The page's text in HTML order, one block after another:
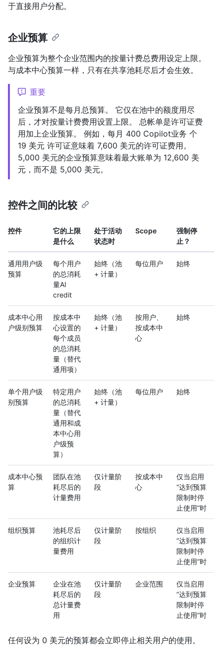
于直接用户分配。
企业预算
企业预算为整个企业范围内的按量计费总费用设定上限。
与成本中心预算一样，只有在共享池耗尽后才会生效。
重要
企业预算不是每月总预算。 它仅在池中的额度用尽
后，才对按量计费费用设置上限。 总帐单是许可证费
用加上企业预算。 例如，每月 400 Copilot业务 个
19 美元 许可证意味着 7,600 美元的许可证费用。
5,000 美元的企业预算意味着最大账单为 12,600 美
元，而不是 5,000 美元。
控件之间的比较
控件
它的上限
是什么
处于活动
状态时
Scope
强制停
止？
通用用户级
预算
每个用户
的总消耗
量AI
credit
始终（池
+ 计量）
每位用户 始终
成本中心用
户级别预算
按成本中
心设置的
每个成员
的总消耗
量（替代
通用项）
始终（池
+ 计量）
按用户、
按成本中
心
始终
单个用户级
别预算
特定用户
的总消耗
量（替代
通用和成
本中心用
户级预
算）
始终（池
+ 计量）
每位用户 始终
成本中心预
算
团队在池
耗尽后的
计量费用
仅计量阶
段
按成本中
心
仅当启用
“达到预算
限制时停
止使用”时
组织预算
池耗尽后
的组织计
量费用
仅计量阶
段
按组织
仅当启用
“达到预算
限制时停
止使用”时
企业预算
企业在池
耗尽后的
总计量费
用
仅计量阶
段
企业范围
仅当启用
“达到预算
限制时停
止使用”时
任何设为 0 美元的预算都会立即停止相关用户的使用。